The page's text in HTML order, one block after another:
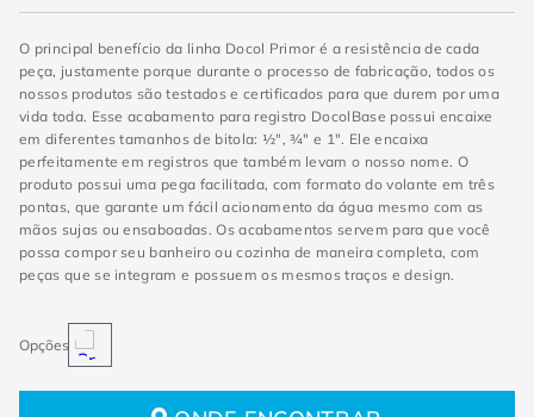
O principal benefício da linha Docol Primor é a resistência de cada
peça, justamente porque durante o processo de fabricação, todos os
nossos produtos são testados e certificados para que durem por uma
vida toda. Esse acabamento para registro DocolBase possui encaixe
em diferentes tamanhos de bitola: ½", ¾" e 1". Ele encaixa
perfeitamente em registros que também levam o nosso nome. O
produto possui uma pega facilitada, com formato do volante em três
pontas, que garante um fácil acionamento da água mesmo com as
mãos sujas ou ensaboadas. Os acabamentos servem para que você
possa compor seu banheiro ou cozinha de maneira completa, com
peças que se integram e possuem os mesmos traços e design.